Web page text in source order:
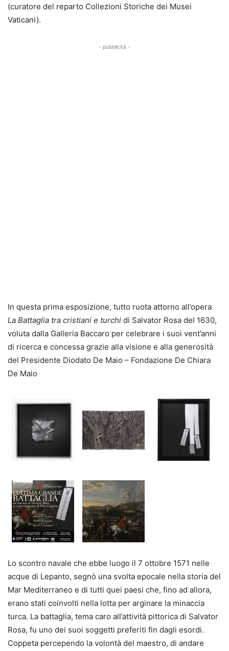
(curatore del reparto Collezioni Storiche dei Musei
Vaticani).
- pubblicità -
In questa prima esposizione, tutto ruota attorno all’opera
La Battaglia tra cristiani e turchi di Salvator Rosa del 1630,
voluta dalla Galleria Baccaro per celebrare i suoi vent’anni
di ricerca e concessa grazie alla visione e alla generosità
del Presidente Diodato De Maio – Fondazione De Chiara
De Maio
Lo scontro navale che ebbe luogo il 7 ottobre 1571 nelle
acque di Lepanto, segnò una svolta epocale nella storia del
Mar Mediterraneo e di tutti quei paesi che, fino ad allora,
erano stati coinvolti nella lotta per arginare la minaccia
turca. La battaglia, tema caro all’attività pittorica di Salvator
Rosa, fu uno dei suoi soggetti preferiti fin dagli esordi.
Coppeta percependo la volontà del maestro, di andare